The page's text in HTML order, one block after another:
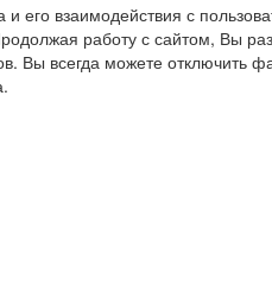
его взаимодействия с
работу с сайтом, Вы
Вы всегда можете отключить